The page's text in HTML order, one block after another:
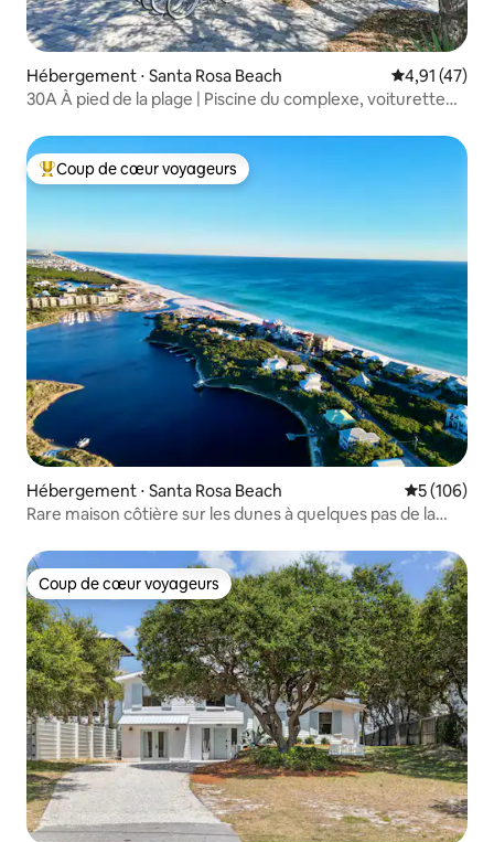
Hébergement ⋅ Santa Rosa Beach Évaluation
4,91 (47)
30A À pied de la plage | Piscine du complexe, voiturette
Coups de cœur voyageurs les plus appréciés
Coup de cœur voyageurs
Hébergement ⋅ Santa Rosa Beach Évaluation
5 (106)
Rare maison côtière sur les dunes à quelques pas de la
Coup de cœur voyageurs
Coup de cœur voyageurs